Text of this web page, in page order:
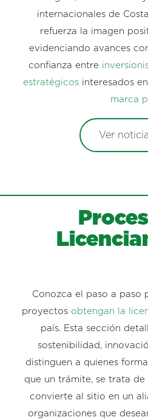
internacionales de
refuerza la imagen
evidenciando avances
confianza entre
estratégicos interesados
marca
Ver
Conozca el paso a paso
proyectos obtengan la
país. Esta sección
sostenibilidad,
distinguen a quienes
que un trámite, se trata
convierte al sitio en un
organizaciones que